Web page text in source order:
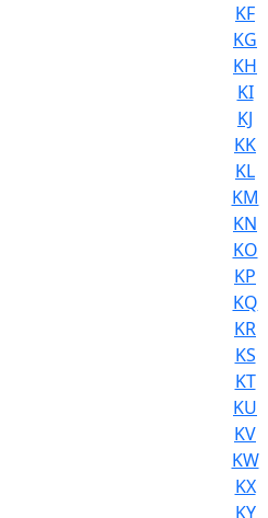
KF
KG
KH
KI
KJ
KK
KL
KM
KN
KO
KP
KQ
KR
KS
KT
KU
KV
KW
KX
KY